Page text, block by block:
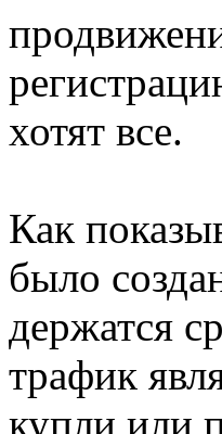
хотят все.
Как
было
держатся
трафик
купли или